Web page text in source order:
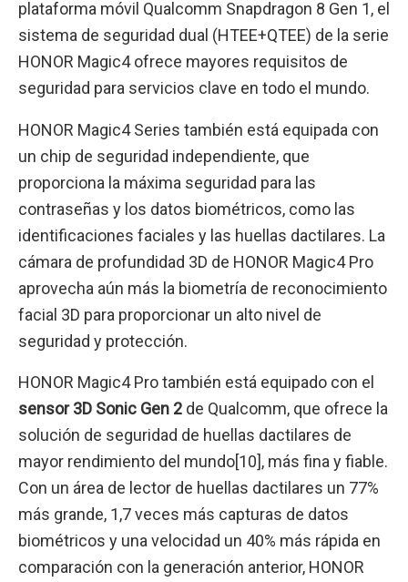
plataforma móvil Qualcomm Snapdragon 8 Gen 1, el
sistema de seguridad dual (HTEE+QTEE) de la serie
HONOR Magic4 ofrece mayores requisitos de
seguridad para servicios clave en todo el mundo.
HONOR Magic4 Series también está equipada con
un chip de seguridad independiente, que
proporciona la máxima seguridad para las
contraseñas y los datos biométricos, como las
identificaciones faciales y las huellas dactilares. La
cámara de profundidad 3D de HONOR Magic4 Pro
aprovecha aún más la biometría de reconocimiento
facial 3D para proporcionar un alto nivel de
seguridad y protección.
HONOR Magic4 Pro también está equipado con el
sensor 3D Sonic Gen 2 de Qualcomm, que ofrece la
solución de seguridad de huellas dactilares de
mayor rendimiento del mundo[10], más fina y fiable.
Con un área de lector de huellas dactilares un 77%
más grande, 1,7 veces más capturas de datos
biométricos y una velocidad un 40% más rápida en
comparación con la generación anterior, HONOR